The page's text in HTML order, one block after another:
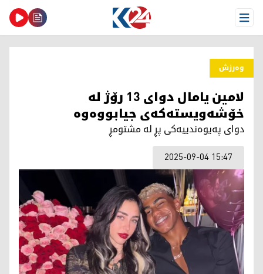
Open Menu
وەرزش
لامین یامال دوای 13 رۆژ لە
خۆشەویستەکەی جیابووەوە
دوای پەیوەندییەکی پڕ لە مشتومڕ
2025-09-04 15:47